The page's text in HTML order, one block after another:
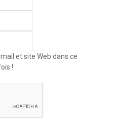
et site Web dans ce
!